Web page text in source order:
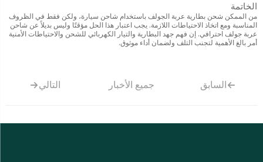
الخاتمة
من الممكن شحن بطارية عربة الجولف باستخدام شاحن سيارة، ولكن فقط في الظروف
المناسبة ومع اتخاذ الاحتياطات اللازمة. يجب اعتبار هذا الحل مؤقتًا وليس بديلاً عن شاحن
عربة جولف احترافي. إن فهم جهد البطارية والتيار الكهربائي للشحن والاحتياطات الأمنية
أمر بالغ الأهمية لتجنب التلف ولضمان أداء موثوق.
السابق جميع الأخبار التالي